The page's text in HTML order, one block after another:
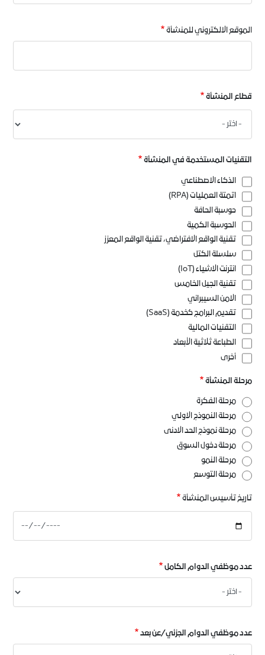
الموقع الالكتروني للمنشأة
قطاع المنشأة
المنشأة
التقنيات المستخدمة في المنشأة
الذكاء الاصطناعي
اتمتة العمليات (RPA)
حوسبة الحافة
الحوسبة الكمية
تقنية الواقع الافتراضي، تقنية الواقع المعزز
سلسلة الكتل
انترنت الاشياء (IoT)
تقنية الجيل الخامس
الامن السيبراني
تقديم البرامج كخدمة (SaaS)
التقنيات المالية
الطباعة ثلاثية الأبعاد
أخرى
مرحلة المنشأة
مرحلة الفكرة
مرحلة النموذج الاولي
مرحلة نموذج الحد الادنى
مرحلة دخول السوق
مرحلة النمو
مرحلة التوسع
تاريخ تأسيس المنشأة
تأسيس
عدد موظفي الدوام الكامل
عدد موظفي الدوام الجزئي/عن بعد